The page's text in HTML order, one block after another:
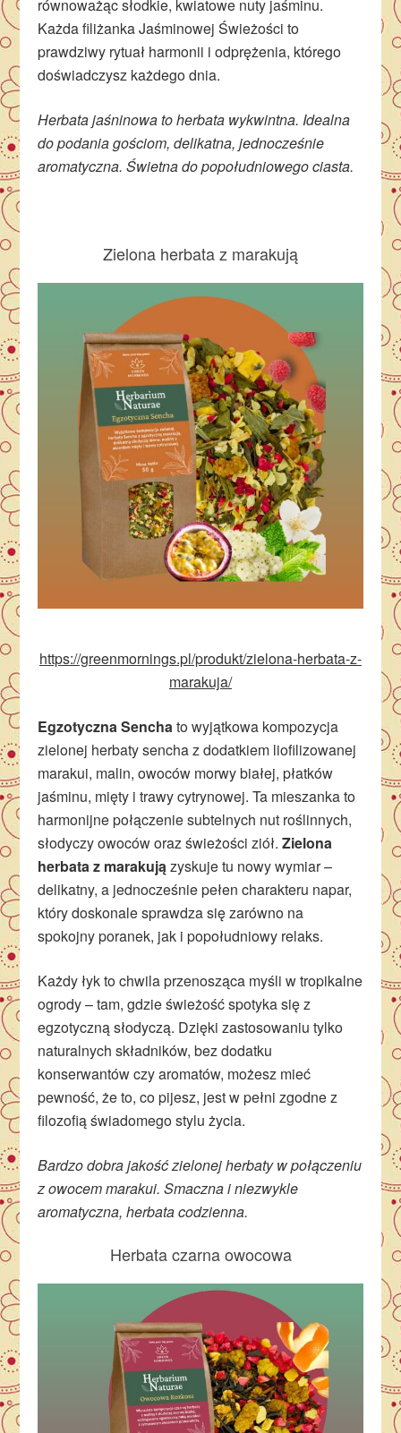
równoważąc słodkie, kwiatowe nuty jaśminu.
Każda filiżanka Jaśminowej Świeżości to
prawdziwy rytuał harmonii i odprężenia, którego
doświadczysz każdego dnia.
Herbata jaśninowa to herbata wykwintna. Idealna
do podania gościom, delikatna, jednocześnie
aromatyczna. Świetna do popołudniowego ciasta.
Zielona herbata z marakują
https://greenmornings.pl/produkt/zielona-herbata-z-
marakuja/
Egzotyczna Senchato wyjątkowa kompozycja
zielonej herbaty sencha z dodatkiem liofilizowanej
marakui, malin, owoców morwy białej, płatków
jaśminu, mięty i trawy cytrynowej. Ta mieszanka to
harmonijne połączenie subtelnych nut roślinnych,
słodyczy owoców oraz świeżości ziół.Zielona
herbata z marakujązyskuje tu nowy wymiar –
delikatny, a jednocześnie pełen charakteru napar,
który doskonale sprawdza się zarówno na
spokojny poranek, jak i popołudniowy relaks.
Każdy łyk to chwila przenosząca myśli w tropikalne
ogrody – tam, gdzie świeżość spotyka się z
egzotyczną słodyczą. Dzięki zastosowaniu tylko
naturalnych składników, bez dodatku
konserwantów czy aromatów, możesz mieć
pewność, że to, co pijesz, jest w pełni zgodne z
filozofią świadomego stylu życia.
Bardzo dobra jakość zielonej herbaty w połączeniu
z owocem marakui. Smaczna i niezwykle
aromatyczna, herbata codzienna.
Herbata czarna owocowa